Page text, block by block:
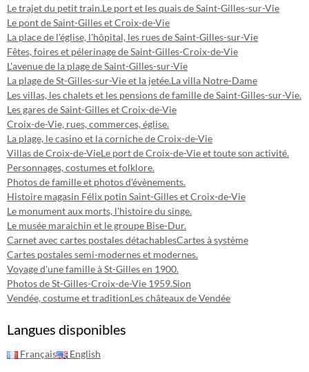
Le trajet du petit train.Le port et les quais de Saint-Gilles-sur-Vie
Le pont de Saint-Gilles et Croix-de-Vie
La place de l'église, l'hôpital, les rues de Saint-Gilles-sur-Vie
Fêtes, foires et pélerinage de Saint-Gilles-Croix-de-Vie
L'avenue de la plage de Saint-Gilles-sur-Vie
La plage de St-Gilles-sur-Vie et la jetée.La villa Notre-Dame
Les villas, les chalets et les pensions de famille de Saint-Gilles-sur-Vie.
Les gares de Saint-Gilles et Croix-de-Vie
Croix-de-Vie, rues, commerces, église.
La plage, le casino et la corniche de Croix-de-Vie
Villas de Croix-de-VieLe port de Croix-de-Vie et toute son activité.
Personnages, costumes et folklore.
Photos de famille et photos d'évènements.
Histoire magasin Félix potin Saint-Gilles et Croix-de-Vie
Le monument aux morts, l'histoire du singe.
Le musée maraichin et le groupe Bise-Dur.
Carnet avec cartes postales détachablesCartes à système
Cartes postales semi-modernes et modernes.
Voyage d'une famille à St-Gilles en 1900.
Photos de St-Gilles-Croix-de-Vie 1959.Sion
Vendée, costume et traditionLes châteaux de Vendée
Langues disponibles
Français English